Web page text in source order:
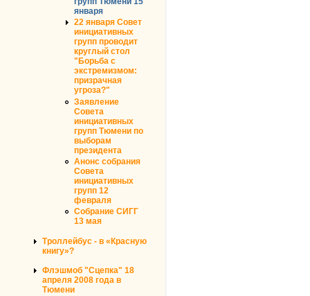
января
22 января Совет
инициативных
групп проводит
круглый стол
"Борьба с
экстремизмом:
призрачная
угроза?"
Заявление
Совета
инициативных
групп Тюмени по
выборам
президента
Анонс собрания
Совета
инициативных
групп 12
февраля
Собрание СИГГ
13 мая
Троллейбус - в «Красную
книгу»?
Флэшмоб "Сцепка" 18
апреля 2008 года в
Тюмени